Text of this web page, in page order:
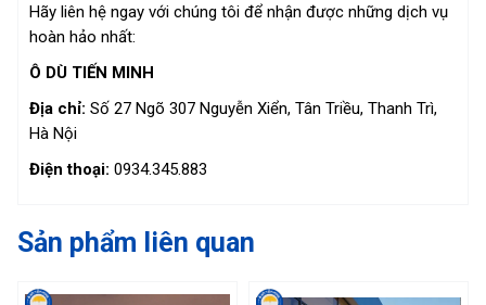
Hãy liên hệ ngay với chúng tôi để nhận được những dịch vụ
hoàn hảo nhất:
Ô DÙ TIẾN MINH
Địa chỉ: Số 27 Ngõ 307 Nguyễn Xiển, Tân Triều, Thanh Trì,
Hà Nội
Điện thoại: 0934.345.883
Sản phẩm liên quan